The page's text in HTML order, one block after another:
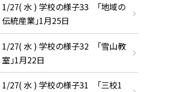
1/27( 水 ) 学校の様子33 「地域の
伝統産業」1月25日
1/27( 水 ) 学校の様子32 「雪山教
室」1月22日
1/27( 水 ) 学校の様子31 「三校1